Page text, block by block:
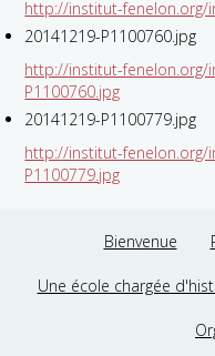
http://institut-fenelon.org/
20141219-P1100760.jpg
http://institut-fenelon.org/
P1100760.jpg
20141219-P1100779.jpg
http://institut-fenelon.org/
P1100779.jpg
Bienvenue
Une école chargée